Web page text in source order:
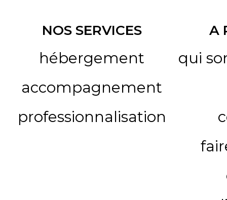
NOS SERVICES
hébergement
accompagnement
professionnalisation
A
qui